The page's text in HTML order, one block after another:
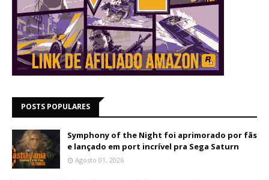
POSTS POPULARES
Symphony of the Night foi aprimorado por fãs
e lançado em port incrível pra Sega Saturn
Agosto 01, 2026